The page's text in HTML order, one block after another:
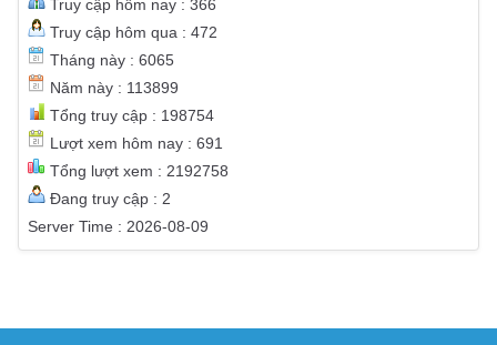
THỐNG KÊ TRUY CẬP
Truy cập hôm nay : 366
Truy cập hôm qua : 472
Tháng này : 6065
Năm này : 113899
Tổng truy cập : 198754